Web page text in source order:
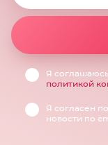
Я
политикой
Я согласен
новости по